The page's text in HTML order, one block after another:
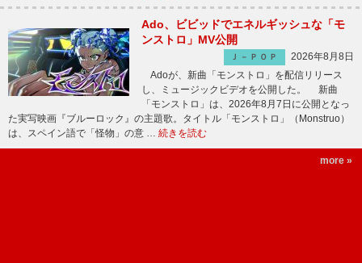
Ado、ビビッドでエネルギッシュな「モ
ンストロ」MV公開
Ｊ－ＰＯＰ
2026年8月8日
Adoが、新曲「モンストロ」を配信リリース
し、ミュージックビデオを公開した。 新曲
「モンストロ」は、2026年8月7日に公開となっ
た実写映画『ブルーロック』の主題歌。タイトル「モンストロ」（Monstruo）
は、スペイン語で「怪物」の意 … 続きを読む
more »